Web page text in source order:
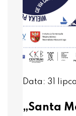
Data: 31
„Santa